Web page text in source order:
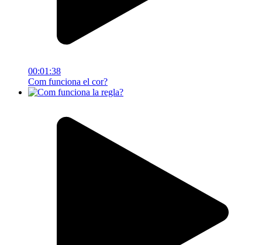
00:01:38
Com funciona el cor?